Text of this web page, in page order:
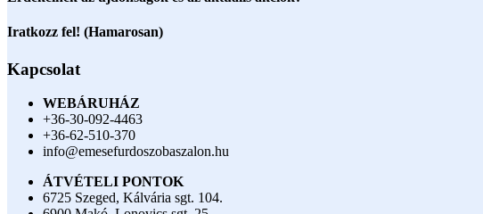
Iratkozz fel! (Hamarosan)
Kapcsolat
WEBÁRUHÁZ
+36-30-092-4463
+36-62-510-370
info@emesefurdoszobaszalon.hu
ÁTVÉTELI PONTOK
6725 Szeged, Kálvária sgt. 104.​